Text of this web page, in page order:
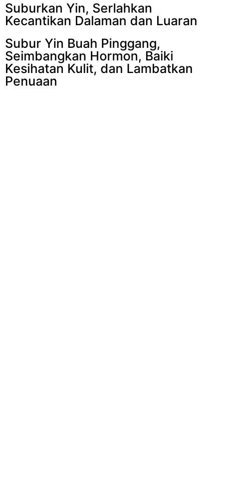
Suburkan Yin, Serlahkan
Kecantikan Dalaman dan Luaran
Subur Yin Buah Pinggang,
Seimbangkan Hormon, Baiki
Kesihatan Kulit, dan Lambatkan
Penuaan